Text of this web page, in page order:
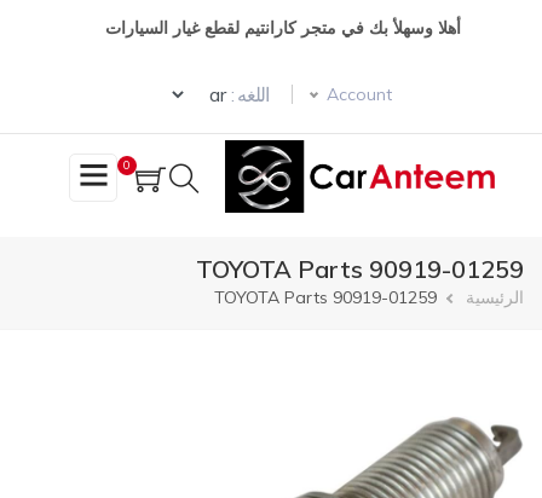
أهلا وسهلأ بك في متجر كارانتيم لقطع غيار السيارات
Account اللغه :
Select your language
0
TOYOTA Parts 90919-01259
مسار
الرئيسية TOYOTA Parts 90919-01259